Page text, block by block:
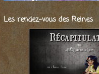
Les rendez-vous des Reines